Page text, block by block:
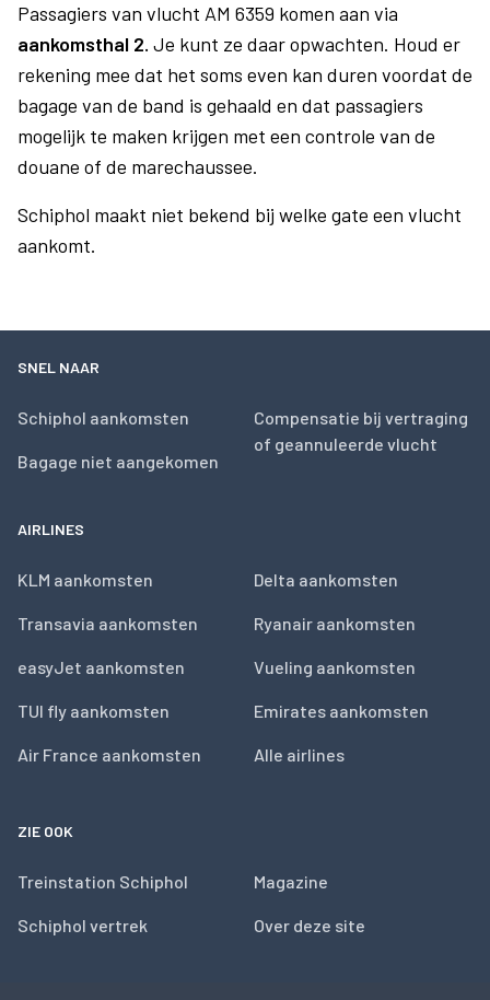
Passagiers van vlucht AM 6359 komen aan via
aankomsthal 2. Je kunt ze daar opwachten. Houd er
rekening mee dat het soms even kan duren voordat de
bagage van de band is gehaald en dat passagiers
mogelijk te maken krijgen met een controle van de
douane of de marechaussee.
Schiphol maakt niet bekend bij welke gate een vlucht
aankomt.
SNEL NAAR
Schiphol aankomsten
Bagage niet aangekomen
Compensatie bij vertraging
of geannuleerde vlucht
AIRLINES
KLM aankomsten
Transavia aankomsten
easyJet aankomsten
TUI fly aankomsten
Air France aankomsten
Delta aankomsten
Ryanair aankomsten
Vueling aankomsten
Emirates aankomsten
Alle airlines
ZIE OOK
Treinstation Schiphol
Schiphol vertrek
Magazine
Over deze site